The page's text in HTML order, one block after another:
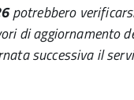
potrebbero
di aggiornamento
successiva il